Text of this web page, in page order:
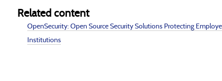
Related content
OpenSecurity: Open Source Security Solutions Protecting
Institutions